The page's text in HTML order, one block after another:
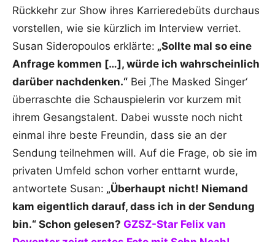
Rückkehr zur Show ihres Karrieredebüts durchaus
vorstellen, wie sie kürzlich im Interview verriet.
Susan Sideropoulos erklärte: „Sollte mal so eine
Anfrage kommen […], würde ich wahrscheinlich
darüber nachdenken.“ Bei ‚The Masked Singer‘
überraschte die Schauspielerin vor kurzem mit
ihrem Gesangstalent. Dabei wusste noch nicht
einmal ihre beste Freundin, dass sie an der
Sendung teilnehmen will. Auf die Frage, ob sie im
privaten Umfeld schon vorher enttarnt wurde,
antwortete Susan: „Überhaupt nicht! Niemand
kam eigentlich darauf, dass ich in der Sendung
bin.“ Schon gelesen? GZSZ-Star Felix van